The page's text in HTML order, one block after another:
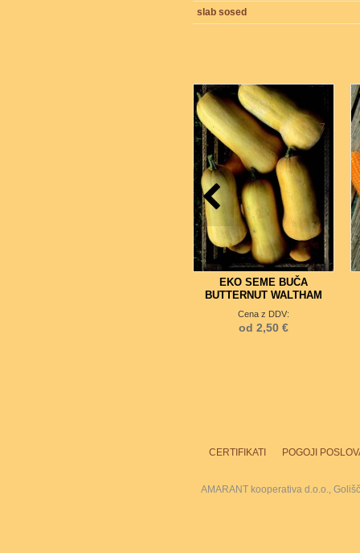
slab sosed
7
EKO SEME BUČA
BUTTERNUT WALTHAM
Cena z DDV:
od 2,50 €
CERTIFIKATI POGOJI
AMARANT kooperativa d.o.o.,